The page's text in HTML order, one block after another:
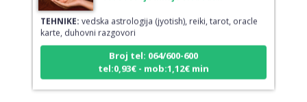
TEHNIKE:vedska astrologija (jyotish), reiki, tarot, oracle
karte, duhovni razgovori
Broj tel: 064/600-600
tel:0,93€ - mob:1,12€ min